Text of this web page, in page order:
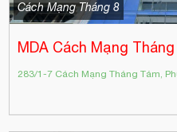
Cách Mạng Tháng 8
MDA Cách Mạng
283/1-7 Cách Mạng Tháng Tám,